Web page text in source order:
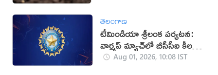
తెలంగాణ
టీమిండియా శ్రీలంక పర్యటన:
వార్మప్ మ్యాచ్‌లో బీసీసీఐ కీలక
మార్పుAug 01, 2026, 10:08 IST